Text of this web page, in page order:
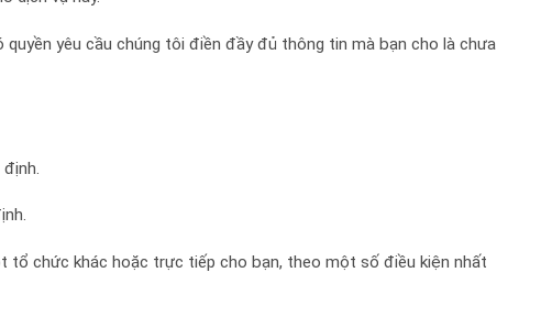
yêu cầu chúng tôi điền đầy đủ thông tin mà bạn cho là chưa
tổ chức khác hoặc trực tiếp cho bạn, theo một số điều kiện nhất